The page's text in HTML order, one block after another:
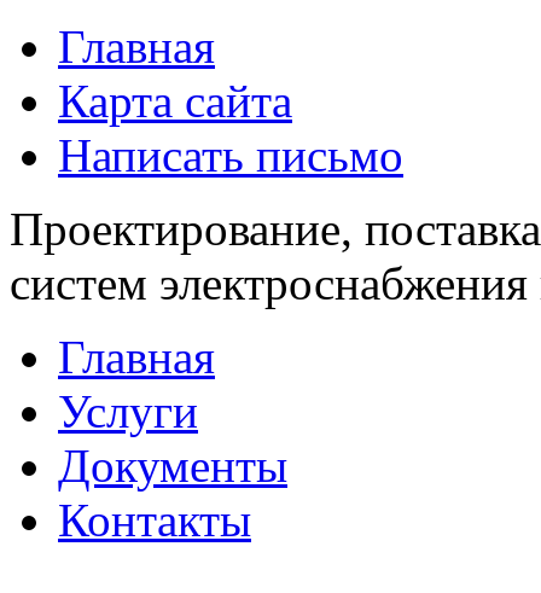
Главная
Карта сайта
Написать письмо
Проектирование,
систем
Главная
Услуги
Документы
Контакты